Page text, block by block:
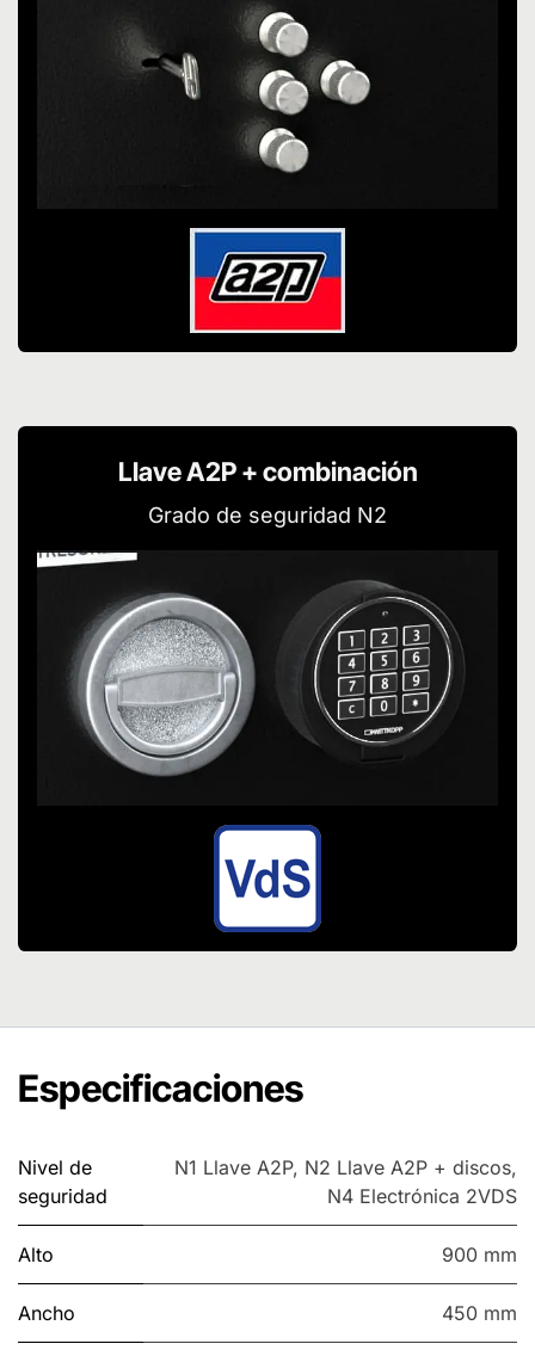
Llave A2P + combinación
Grado de seguridad N2
Especificaciones
Nivel de
seguridad
N1 Llave A2P, N2 Llave A2P + discos,
N4 Electrónica 2VDS
Alto 900 mm
Ancho 450 mm